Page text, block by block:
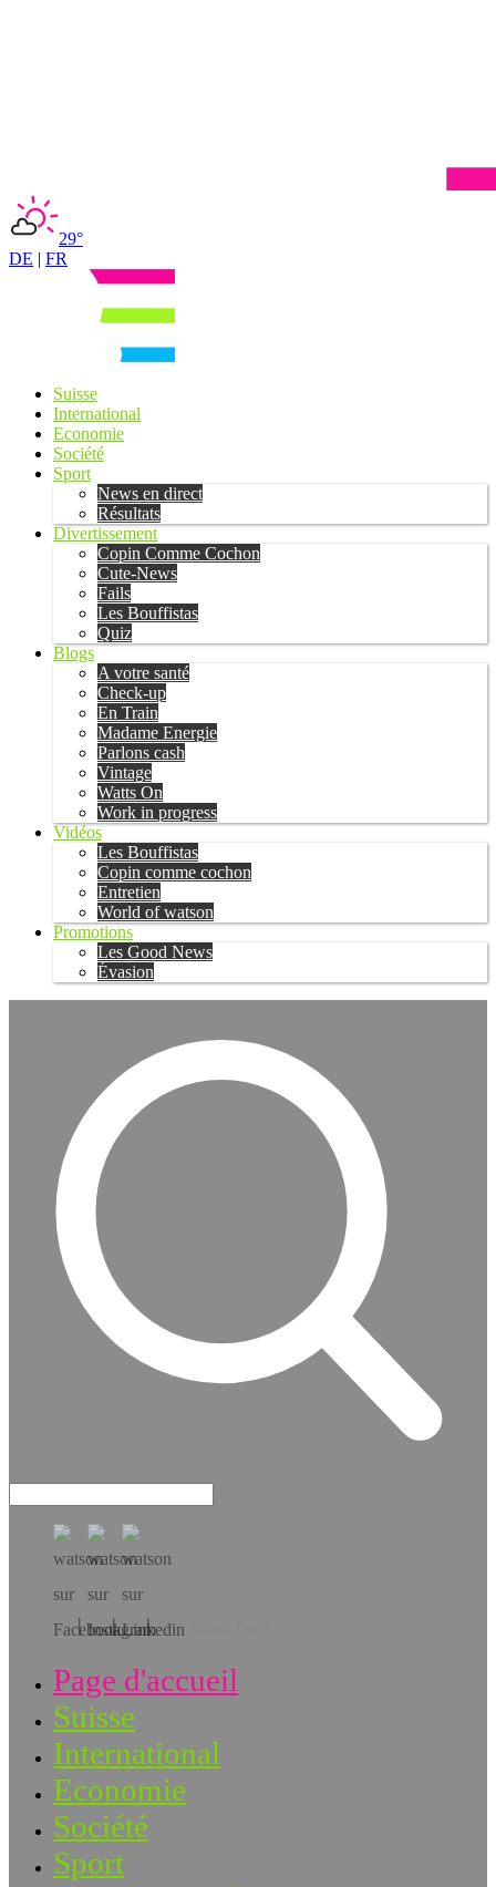
29°
DE | FR
Suisse
International
Economie
Société
Sport
News en direct
Résultats
Divertissement
Copin Comme Cochon
Cute-News
Fails
Les Bouffistas
Quiz
Blogs
A votre santé
Check-up
En Train
Madame Energie
Parlons cash
Vintage
Watts On
Work in progress
Vidéos
Les Bouffistas
Copin comme cochon
Entretien
World of watson
Promotions
Les Good News
Évasion
Téléchargez l’app!
Page d'accueil
Suisse
International
Economie
Société
Sport